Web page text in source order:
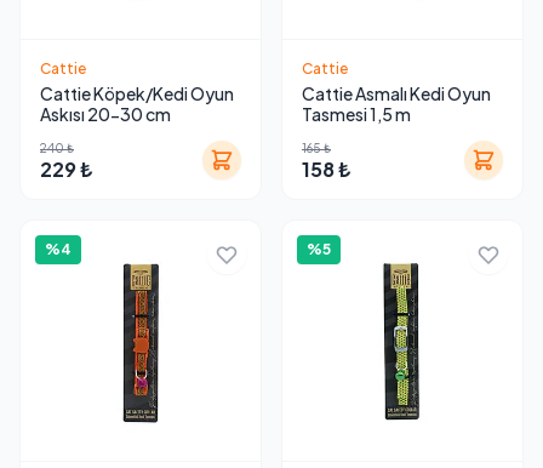
Cattie
Cattie Köpek/Kedi Oyun
Askısı 20-30 cm
240 ₺
229 ₺
Cattie
Cattie Asmalı Kedi Oyun
Tasmesi 1,5 m
165 ₺
158 ₺
%4 %5